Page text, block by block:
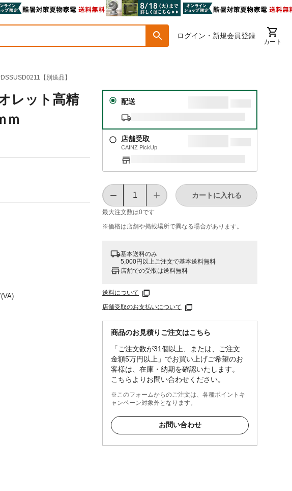
ログイン・新規会員登録
カート
【別送品】
レット高精
ｍ
配送
店舗受取
CAINZ PickUp
最大注文数は0です
カートに入れる
※価格は​店舗や​掲載場所で​異なる​場合が​あります。
基本送料のみ
5,000円以上ご注文で基本送料無料
店舗での受取は送料無料
送料について
店舗受取のお支払いについて
商品のお見積りご注文はこちら
「ご注文数が31個以上、または、ご注文
金額5万円以上」でお買い上げご希望のお
客様は、在庫・納期を確認いたします。
こちらよりお問い合わせください。
※このフォームからのご注文は、各種ポイントキ
ャンペーン対象外となります。
お問い合わせ